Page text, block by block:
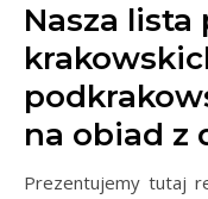
Nasza lista
na obiad z
Prezentujemy tutaj